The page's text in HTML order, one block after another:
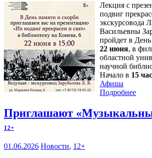
Лекция с
подвиг
экскурсовода
Васильевны
пройдет в
22 июня, в
областной
научной
Начало в 15
Афиша
Подробнее
Приглашают
12+
01.06.2026 Новости, 12+